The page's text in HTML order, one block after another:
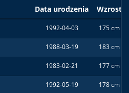
Data urodzenia
Wzrost
1992-04-03 175 cm
1988-03-19 183 cm
1983-02-21 177 cm
1992-05-19 178 cm